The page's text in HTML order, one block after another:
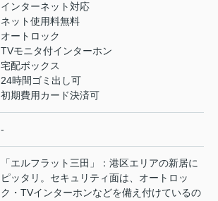
インターネット対応
ネット使用料無料
オートロック
TVモニタ付インターホン
宅配ボックス
24時間ゴミ出し可
初期費用カード決済可
-
「エルフラット三田」：港区エリアの新居に
ピッタリ。セキュリティ面は、オートロッ
ク・TVインターホンなどを備え付けているの